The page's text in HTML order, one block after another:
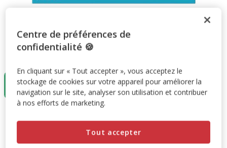
7,5L
88.90€
Promotion disponible
88.90€
Centre de préférences de
confidentialité 🍪
En cliquant sur « Tout accepter », vous acceptez le
stockage de cookies sur votre appareil pour améliorer la
navigation sur le site, analyser son utilisation et contribuer
à nos efforts de marketing.
Tout accepter